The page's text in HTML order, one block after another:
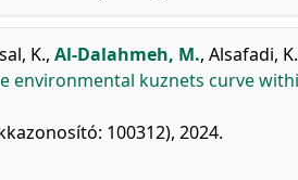
K., Al-Dalahmeh, M., Alsafadi, K.
environmental kuznets curve
100312), 2024.